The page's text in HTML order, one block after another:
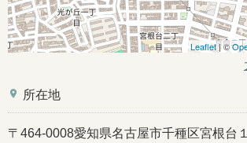
Leaflet| ©
place 所在地
〒464-0008愛知県名古屋市千種区宮根台